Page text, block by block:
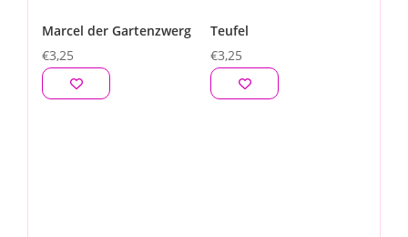
Marcel der Gartenzwerg
€3,25
Teufel
€3,25